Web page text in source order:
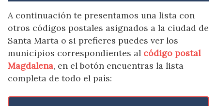
A continuación te presentamos una lista con
otros códigos postales asignados a la ciudad de
Santa Marta o si prefieres puedes ver los
municipios correspondientes al código postal
Magdalena, en el botón encuentras la lista
completa de todo el país: